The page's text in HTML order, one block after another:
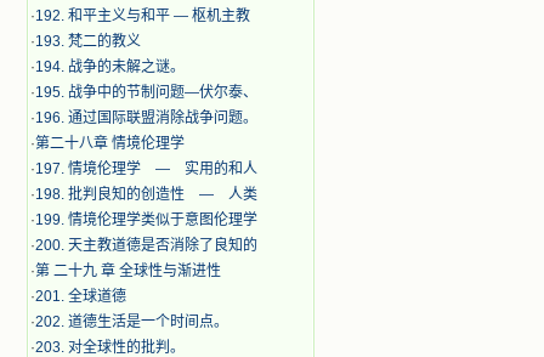
·192. 和平主义与和平 — 枢机主教
·193. 梵二的教义
·194. 战争的未解之谜。
·195. 战争中的节制问题—伏尔泰、
·196. 通过国际联盟消除战争问题。
·第二十八章 情境伦理学
·197. 情境伦理学 — 实用的和人
·198. 批判良知的创造性 — 人类
·199. 情境伦理学类似于意图伦理学
·200. 天主教道德是否消除了良知的
·第 二十九 章 全球性与渐进性
·201. 全球道德
·202. 道德生活是一个时间点。
·203. 对全球性的批判。